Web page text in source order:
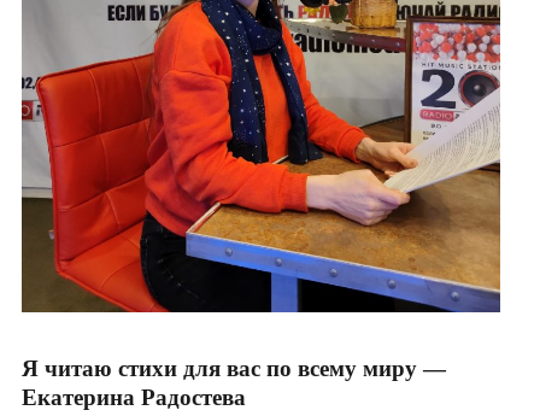
Я читаю стихи для вас по всему миру —
Екатерина Радостева